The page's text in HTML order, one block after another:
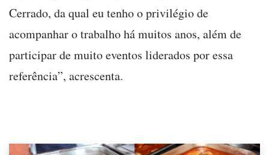
Cerrado, da qual eu tenho o privilégio de
acompanhar o trabalho há muitos anos, além de
participar de muito eventos liderados por essa
referência”, acrescenta.